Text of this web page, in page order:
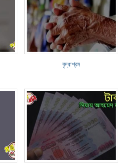
বৃদ্ধাশ্রম